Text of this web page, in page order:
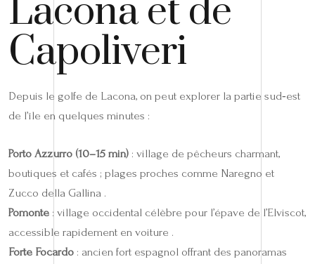
Lacona et de
Capoliveri
Depuis le golfe de Lacona, on peut explorer la partie sud‑est
de l’île en quelques minutes :
Porto Azzurro (10–15 min) : village de pêcheurs charmant,
boutiques et cafés ; plages proches comme Naregno et
Zucco della Gallina .
Pomonte : village occidental célèbre pour l’épave de l’Elviscot,
accessible rapidement en voiture .
Forte Focardo : ancien fort espagnol offrant des panoramas